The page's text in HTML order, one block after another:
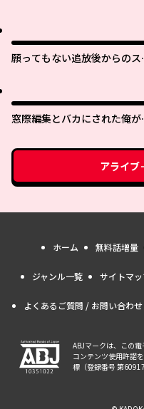
願ってもない追放後からのス
り行きで美少女ギャルの師
なったらなぜかめちゃくちゃ
かれた〜
窓際編集とバカにされた俺が
た
アライブ
ホーム 無料話増量
ジャンル一覧 サイトマ
よくあるご質問 / お問い合わせ
ABJマークは、この
コンテンツ使用許諾
標（登録番号 第